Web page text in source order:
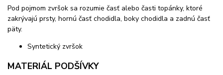
Pod pojmom zvršok sa rozumie časť alebo časti topánky, ktoré
zakrývajú prsty, hornú časť chodidla, boky chodidla a zadnú časť
päty.
Syntetický zvršok
MATERIÁL PODŠÍVKY